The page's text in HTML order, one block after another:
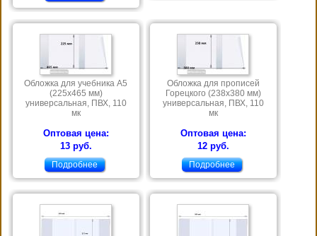
Обложка для учебника А5
(225х465 мм)
универсальная, ПВХ, 110
мк
Оптовая цена:
13 руб.
Подробнее
Обложка для прописей
Горецкого (238х380 мм)
универсальная, ПВХ, 110
мк
Оптовая цена:
12 руб.
Подробнее